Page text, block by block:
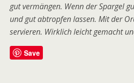
gut vermängen. Wenn der Spargel
und gut abtropfen lassen. Mit der
servieren. Wirklich leicht gemacht
Save